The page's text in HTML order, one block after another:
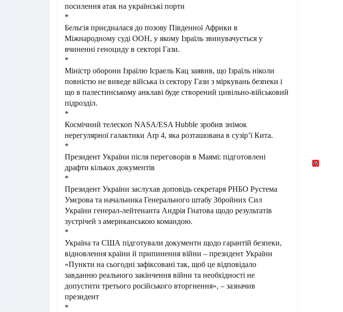
посилення атак на українські порти
*
Бельгія приєдналася до позову Південної Африки в
Міжнародному суді ООН, у якому Ізраїль звинувачується у
вчиненні геноциду в секторі Гази.
*
Міністр оборони Ізраїлю Ісраель Кац заявив, що Ізраїль ніколи
повністю не виведе війська із сектору Гази з міркувань безпеки і
що в палестинському анклаві буде створений цивільно-військовий
підрозділ.
*
Космічний телескоп NASA/ESA Hubble зробив знімок
нерегулярної галактики Arp 4, яка розташована в сузір’ї Кита.
*
Президент України після переговорів в Маямі: підготовлені
драфти кількох документів
*
Президент України заслухав доповідь секретаря РНБО Рустема
Умєрова та начальника Генерального штабу Збройних Сил
України генерал-лейтенанта Андрія Гнатова щодо результатів
зустрічей з американською командою.
*
Україна та США підготували документи щодо гарантій безпеки,
відновлення країни й припинення війни – президент України
«Пункти на сьогодні зафіксовані так, щоб це відповідало
завданню реального закінчення війни та необхідності не
допустити третього російського вторгнення», – зазначив
президент
*